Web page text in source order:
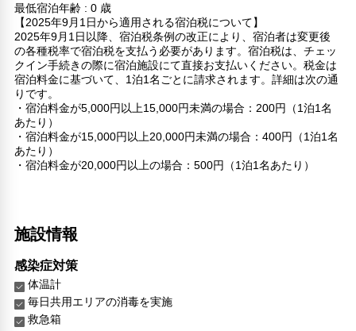
最低宿泊年齢 : 0 歳
【2025年9月1日から適用される宿泊税について】
2025年9月1日以降、宿泊税条例の改正により、宿泊者は変更後
の各種税率で宿泊税を支払う必要があります。宿泊税は、チェッ
クイン手続きの際に宿泊施設にて直接お支払いください。税金は
宿泊料金に基づいて、1泊1名ごとに請求されます。詳細は次の通
りです。
・宿泊料金が5,000円以上15,000円未満の場合：200円（1泊1名
あたり）
・宿泊料金が15,000円以上20,000円未満の場合：400円（1泊1名
あたり）
・宿泊料金が20,000円以上の場合：500円（1泊1名あたり）
施設情報
感染症対策
体温計
毎日共用エリアの消毒を実施
救急箱